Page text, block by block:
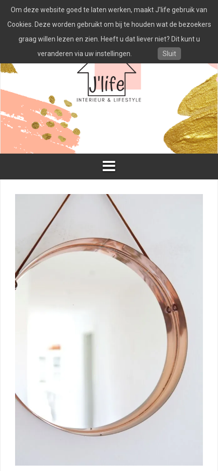
naar
inhoud
Om deze website goed te laten werken, maakt J'life gebruik van
Cookies. Deze worden gebruikt om bij te houden wat de bezoekers
graag willen lezen en zien. Heeft u dat liever niet? Dit kunt u
veranderen via uw instellingen.
Sluit